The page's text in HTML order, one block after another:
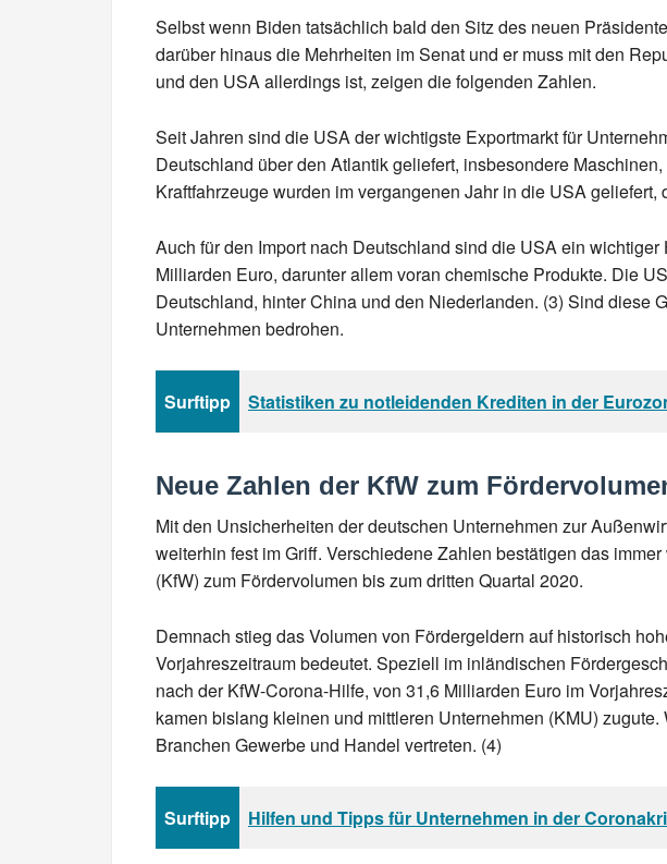
Selbst wenn Biden tatsächlich bald den Sitz des neuen
darüber hinaus die Mehrheiten im Senat und er muss mit den
und den USA allerdings ist, zeigen die folgenden Zahlen.
Seit Jahren sind die USA der wichtigste Exportmarkt für
Deutschland über den Atlantik geliefert, insbesondere
Kraftfahrzeuge wurden im vergangenen Jahr in die USA
Auch für den Import nach Deutschland sind die USA ein
Milliarden Euro, darunter allem voran chemische Produkte. Die
Deutschland, hinter China und den Niederlanden. (3) Sind diese
Unternehmen bedrohen.
Surftipp Statistiken zu notleidenden Krediten in der
Neue Zahlen der KfW zum
Mit den Unsicherheiten der deutschen Unternehmen zur
weiterhin fest im Griff. Verschiedene Zahlen bestätigen das
(KfW) zum Fördervolumen bis zum dritten Quartal 2020.
Demnach stieg das Volumen von Fördergeldern auf historisch
Vorjahreszeitraum bedeutet. Speziell im inländischen
nach der KfW-Corona-Hilfe, von 31,6 Milliarden Euro im
kamen bislang kleinen und mittleren Unternehmen (KMU)
Branchen Gewerbe und Handel vertreten. (4)
Surftipp Hilfen und Tipps für Unternehmen in der